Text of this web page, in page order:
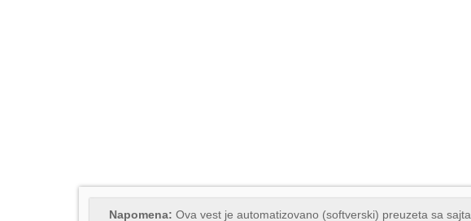
Napomena: Ova vest je automatizovano (softverski) preuzeta sa sajta